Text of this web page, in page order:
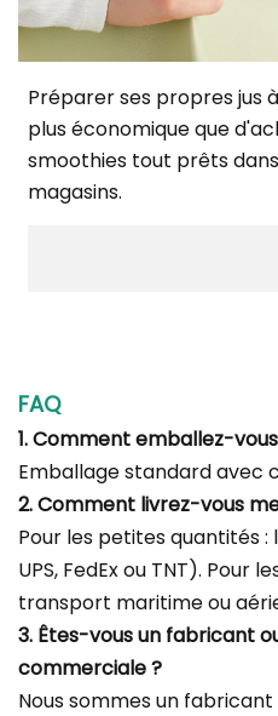
Préparer ses propres jus
plus économique que
smoothies tout prêts
magasins.
FAQ
1. Comment emballez-
Emballage standard avec
2. Comment livrez-vous
Pour les petites quantités :
UPS, FedEx ou TNT). Pour
transport maritime ou
3. Êtes-vous un fabricant
commerciale ?
Nous sommes un